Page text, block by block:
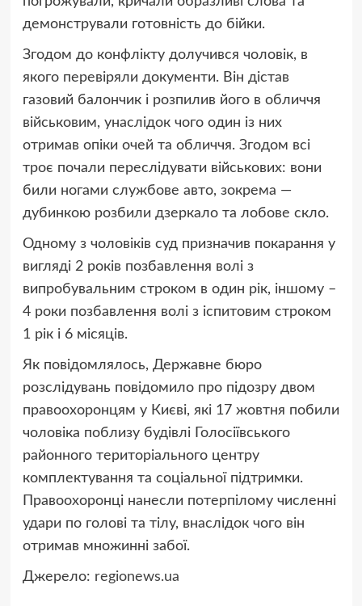
демонстрували готовність до бійки.
Згодом до конфлікту долучився чоловік, в
якого перевіряли документи. Він дістав
газовий балончик і розпилив його в обличчя
військовим, унаслідок чого один із них
отримав опіки очей та обличчя. Згодом всі
троє почали переслідувати військових: вони
били ногами службове авто, зокрема —
дубинкою розбили дзеркало та лобове скло.
Одному з чоловіків суд призначив покарання у
вигляді 2 років позбавлення волі з
випробувальним строком в один рік, іншому –
4 роки позбавлення волі з іспитовим строком
1 рік і 6 місяців.
Як повідомлялось, Державне бюро
розслідувань повідомило про підозру двом
правоохоронцям у Києві, які 17 жовтня побили
чоловіка поблизу будівлі Голосіївського
районного територіального центру
комплектування та соціальної підтримки.
Правоохоронці нанесли потерпілому численні
удари по голові та тілу, внаслідок чого він
отримав множинні забої.
Джерело: regionews.ua